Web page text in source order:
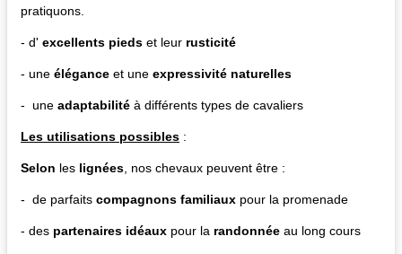
pratiquons.
- d' excellents pieds et leur rusticité
- une élégance et une expressivité naturelles
- une adaptabilité à différents types de cavaliers
Les utilisations possibles :
Selon les lignées , nos chevaux peuvent être :
- de parfaits compagnons familiaux pour la promenade
- des partenaires idéaux pour la randonnée au long cours